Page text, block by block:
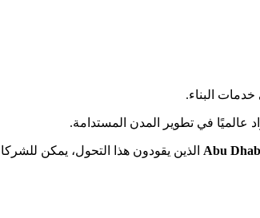
خدمات البناء.
عالميًا في تطوير المدن المستدامة.
Abu الذين يقودون هذا التحول، يمكن